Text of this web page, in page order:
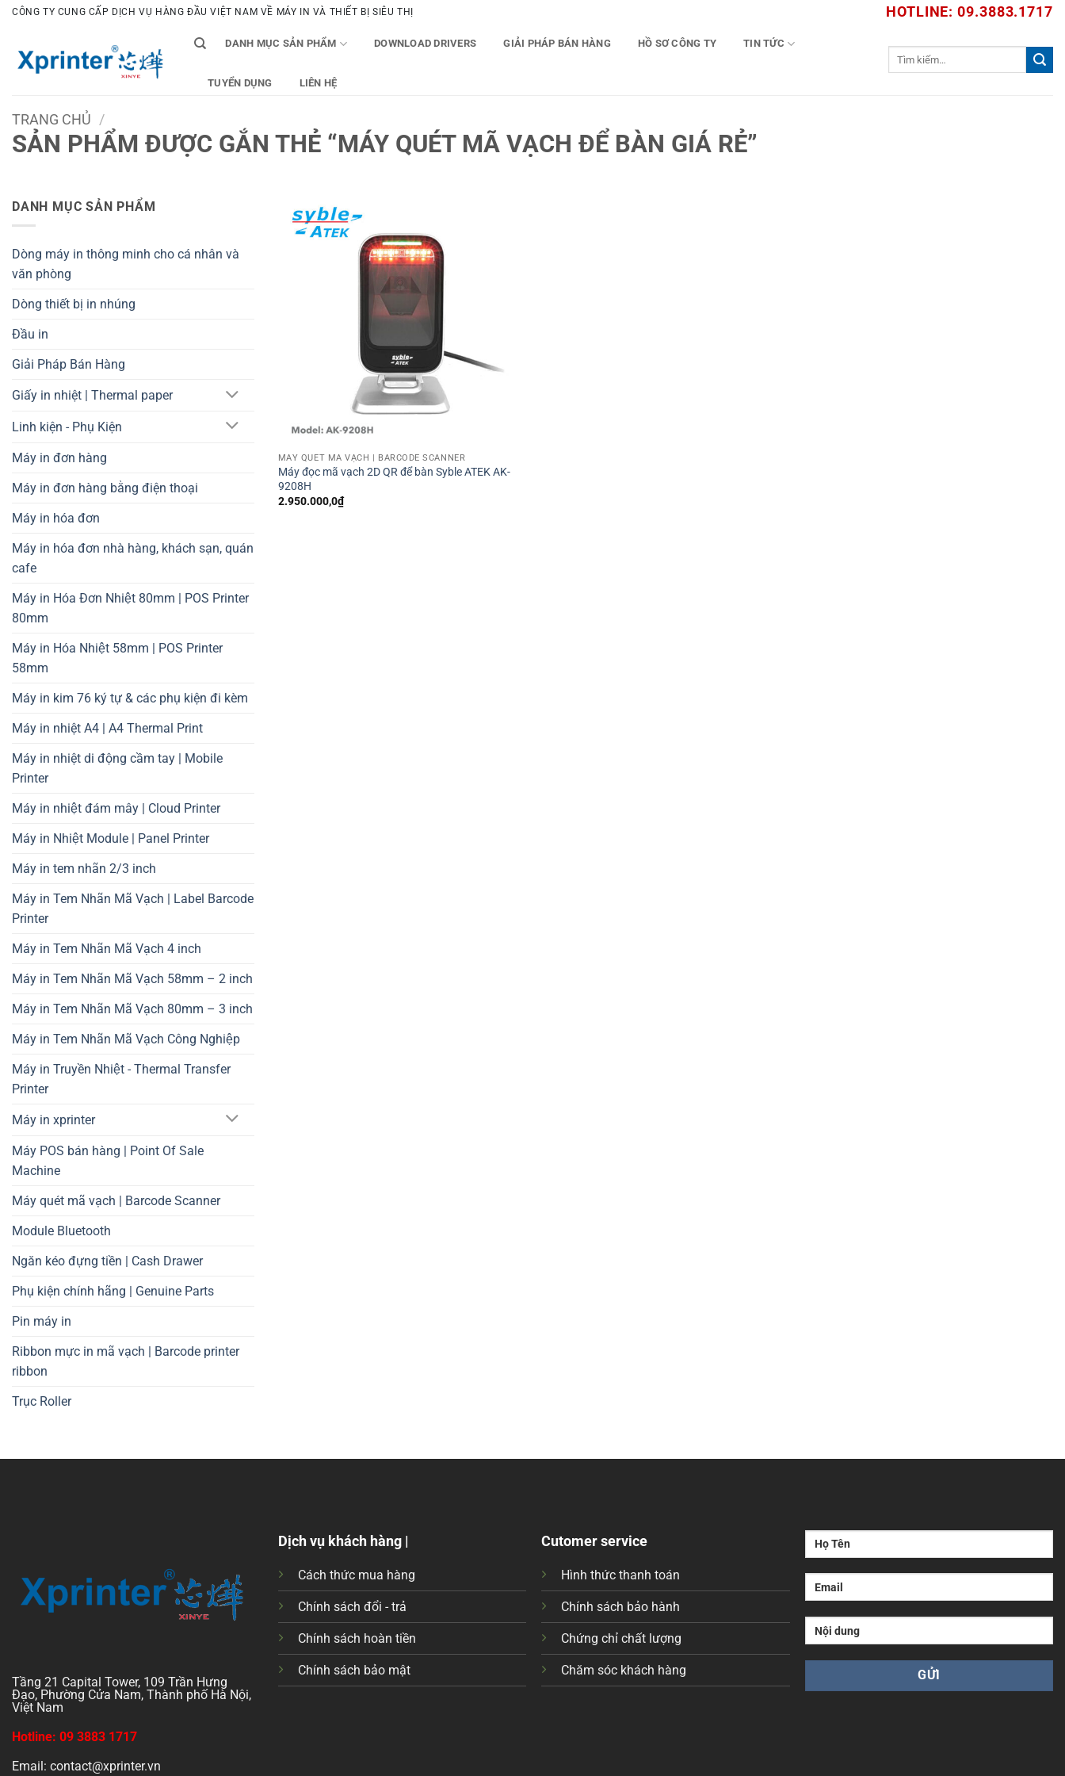
Bỏ
dung
CÔNG TY CUNG CẤP DỊCH VỤ HÀNG ĐẦU VIỆT NAM VỀ MÁY IN VÀ THIẾT BỊ SIÊU THỊ HOTLINE: 09.3883.1717
DANH MỤC SẢN PHẨM DOWNLOAD DRIVERS GIẢI PHÁP BÁN HÀNG HỒ SƠ CÔNG TY TIN TỨC
TUYỂN DỤNG LIÊN HỆ
TRANG CHỦ /
SẢN PHẨM ĐƯỢC GẮN THẺ “MÁY QUÉT MÃ VẠCH ĐỂ BÀN GIÁ RẺ”
DANH MỤC SẢN PHẨM
Dòng máy in thông minh cho cá nhân và
văn phòng
Dòng thiết bị in nhúng
Đầu in
Giải Pháp Bán Hàng
Giấy in nhiệt | Thermal paper
Linh kiện - Phụ Kiện
Máy in đơn hàng
Máy in đơn hàng bằng điện thoại
Máy in hóa đơn
Máy in hóa đơn nhà hàng, khách sạn, quán
cafe
Máy in Hóa Đơn Nhiệt 80mm | POS Printer
80mm
Máy in Hóa Nhiệt 58mm | POS Printer
58mm
Máy in kim 76 ký tự & các phụ kiện đi kèm
Máy in nhiệt A4 | A4 Thermal Print
Máy in nhiệt di động cầm tay | Mobile
Printer
Máy in nhiệt đám mây | Cloud Printer
Máy in Nhiệt Module | Panel Printer
Máy in tem nhãn 2/3 inch
Máy in Tem Nhãn Mã Vạch | Label Barcode
Printer
Máy in Tem Nhãn Mã Vạch 4 inch
Máy in Tem Nhãn Mã Vạch 58mm – 2 inch
Máy in Tem Nhãn Mã Vạch 80mm – 3 inch
Máy in Tem Nhãn Mã Vạch Công Nghiệp
Máy in Truyền Nhiệt - Thermal Transfer
Printer
Máy in xprinter
Máy POS bán hàng | Point Of Sale
Machine
Máy quét mã vạch | Barcode Scanner
Module Bluetooth
Ngăn kéo đựng tiền | Cash Drawer
Phụ kiện chính hãng | Genuine Parts
Pin máy in
Ribbon mực in mã vạch | Barcode printer
ribbon
Trục Roller
MÁY QUÉT MÃ VẠCH | BARCODE SCANNER
Máy đọc mã vạch 2D QR để bàn Syble ATEK AK-
9208H
2.950.000,0₫
Tầng 21 Capital Tower, 109 Trần Hưng
Đạo, Phường Cửa Nam, Thành phố Hà Nội,
Việt Nam
Hotline: 09 3883 1717
Email: contact@xprinter.vn
Dịch vụ khách hàng |
Cách thức mua hàng
Chính sách đổi - trả
Chính sách hoàn tiền
Chính sách bảo mật
Cutomer service
Hình thức thanh toán
Chính sách bảo hành
Chứng chỉ chất lượng
Chăm sóc khách hàng